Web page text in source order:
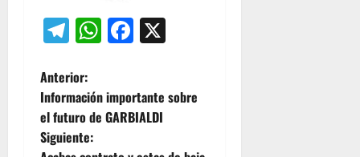
Telegram
WhatsApp
Facebook
N
a
Anterior:
Información importante sobre
el futuro de GARBIALDI
Siguiente: